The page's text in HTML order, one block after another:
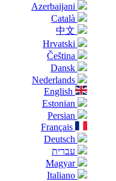
Azerbaijani
Català
中文
Hrvatski
Čeština
Dansk
Nederlands
English
Estonian
Persian
Français
Deutsch
עברית
Magyar
Italiano